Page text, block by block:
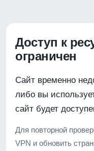
Доступ к
ограничен
Сайт временно
либо вы
сайт будет
Для повторной
VPN и обновить